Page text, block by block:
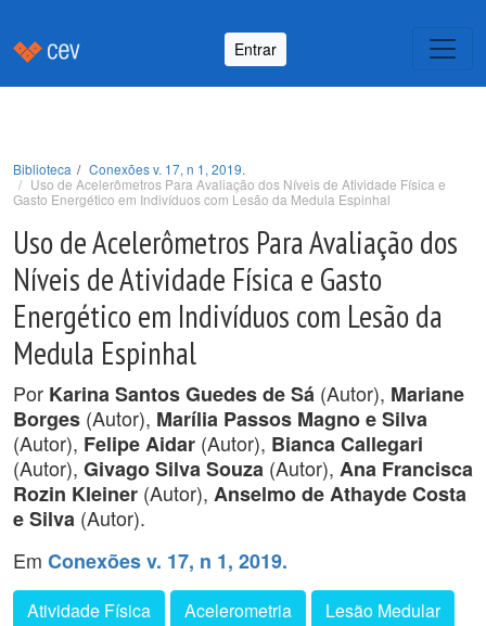
Entrar
Biblioteca
Conexões v. 17, n 1, 2019.
Uso de Acelerômetros Para Avaliação dos Níveis de Atividade Física e
Gasto Energético em Indivíduos com Lesão da Medula Espinhal
Uso de Acelerômetros Para Avaliação dos
Níveis de Atividade Física e Gasto
Energético em Indivíduos com Lesão da
Medula Espinhal
Por Karina Santos Guedes de Sá (Autor), Mariane
Borges (Autor), Marília Passos Magno e Silva
(Autor), Felipe Aidar (Autor), Bianca Callegari
(Autor), Givago Silva Souza (Autor), Ana Francisca
Rozin Kleiner (Autor), Anselmo de Athayde Costa
e Silva (Autor).
Em Conexões v. 17, n 1, 2019.
Atividade Física Acelerometria Lesão Medular